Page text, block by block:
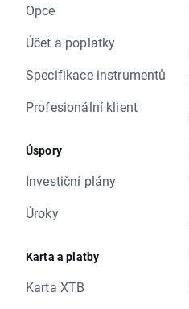
Opce
Účet a poplatky
Specifikace instrumentů
Profesionální klient
Úspory
Investiční plány
Úroky
Karta a platby
Karta XTB